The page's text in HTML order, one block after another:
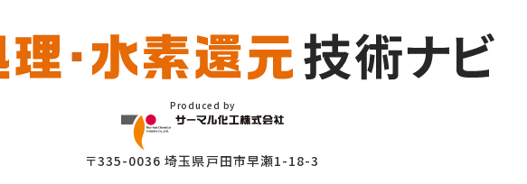
Produced by
〒335-0036 埼玉県戸田市早瀬1-18-3